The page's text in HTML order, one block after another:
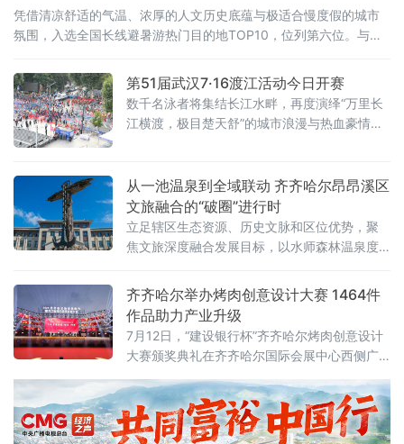
凭借清凉舒适的气温、浓厚的人文历史底蕴与极适合慢度假的城市
氛围，入选全国长线避暑游热门目的地TOP10，位列第六位。与此
双上榜，让“避暑胜地·清凉龙江”的品牌在这个夏天格外耀眼。“天然
空调”是最硬核的底牌当全国多地持续“炙烤”模式，哈尔滨的清凉堪
称
第51届武汉7·16渡江活动今日开赛
数千名泳者将集结长江水畔，再度演绎“万里长
江横渡，极目楚天舒”的城市浪漫与热血豪情。
性与全民参与性。参赛选手均在武昌汉阳门1号
明口码头下水，个人抢渡长江挑战赛至汉阳南
岸嘴起水，全程游程约1800米，经过十
从一池温泉到全域联动 齐齐哈尔昂昂溪区
文旅融合的“破圈”进行时
立足辖区生态资源、历史文脉和区位优势，聚
焦文旅深度融合发展目标，以水师森林温泉度
赛事、涉外交流、历史街区、文物遗址多元文
旅资源，破除单点运营、季节受限、业态分散
发展瓶颈，探索特色化、全季节、全域化文旅
融合发展新路径，推动辖区文旅产业从单点景
区提质向全域业态联动升级，激活区域文
齐齐哈尔举办烤肉创意设计大赛 1464件
作品助力产业升级
7月12日，“建设银行杯”齐齐哈尔烤肉创意设计
大赛颁奖典礼在齐齐哈尔国际会展中心西侧广
共收到有效参赛作品1464件，旨在通过创意设
计赋能烤肉产业，推动本土品牌提质升级。地
方有关部门负责人、高校师生、设计从业者、